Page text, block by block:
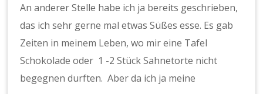
An anderer Stelle habe ich ja bereits geschrieben,
das ich sehr gerne mal etwas Süßes esse. Es gab
Zeiten in meinem Leben, wo mir eine Tafel
Schokolade oder 1 -2 Stück Sahnetorte nicht
begegnen durften. Aber da ich ja meine